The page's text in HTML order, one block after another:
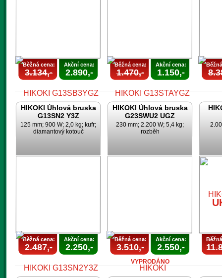
Běžná cena:
3.134,-
Akční cena:
2.890,-
Běžná cena:
1.470,-
Akční cena:
1.150,-
HIKOKI Úhlová bruska
G13SN2 Y3Z
125 mm; 900 W; 2,0 kg; kufr;
diamantový kotouč
Běžná cena:
2.487,-
Akční cena:
2.250,-
HIKOKI Úhlová bruska
G23SWU2 UGZ
230 mm; 2.200 W; 5,4 kg;
rozběh
Běžná cena:
3.510,-
Akční cena:
2.550,-
VYPRODÁNO